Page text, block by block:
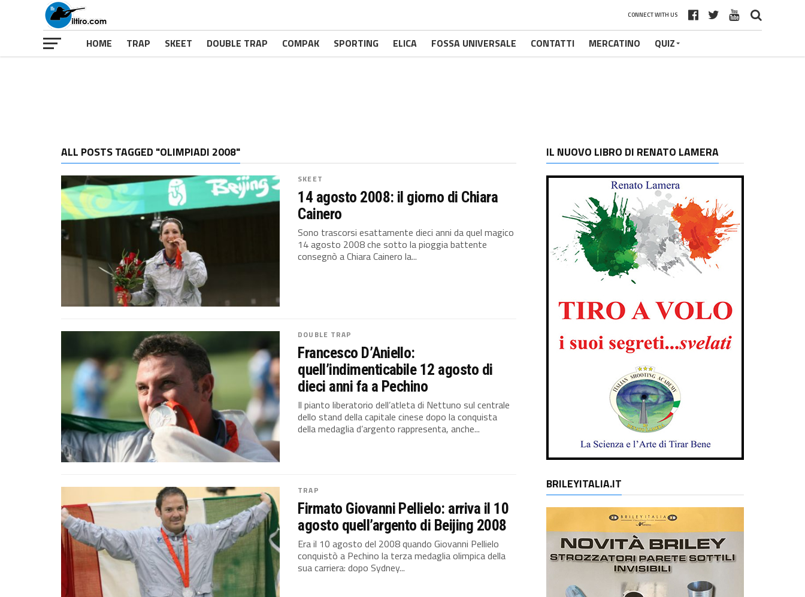
CONNECT WITH US
HOME TRAP SKEET DOUBLE TRAP COMPAK SPORTING ELICA FOSSA UNIVERSALE CONTATTI MERCATINO QUIZ
ALL POSTS TAGGED "OLIMPIADI 2008"
SKEET
14 agosto 2008: il giorno di Chiara
Cainero
Sono trascorsi esattamente dieci anni da quel magico
14 agosto 2008 che sotto la pioggia battente
consegnò a Chiara Cainero la...
DOUBLE TRAP
Francesco D’Aniello:
quell’indimenticabile 12 agosto di
dieci anni fa a Pechino
Il pianto liberatorio dell’atleta di Nettuno sul centrale
dello stand della capitale cinese dopo la conquista
della medaglia d’argento rappresenta, anche...
TRAP
Firmato Giovanni Pellielo: arriva il 10
agosto quell’argento di Beijing 2008
Era il 10 agosto del 2008 quando Giovanni Pellielo
conquistò a Pechino la terza medaglia olimpica della
sua carriera: dopo Sydney...
IL NUOVO LIBRO DI RENATO LAMERA
BRILEYITALIA.IT